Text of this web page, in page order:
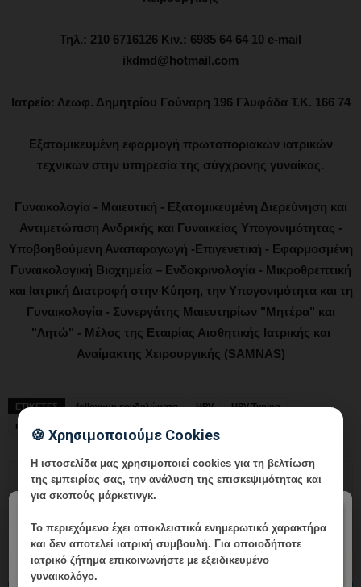
Τηλ.: 210 6716126 Κιν.: 6985 64 64 10 e-mail
ikdmd@hotmail.com
Ιατρείο: Λεωφ. Δημητρίου Γούναρη 196 Γλυφάδα Τ.Κ. 166 74
Εξατομικευμένη εφαρμογή πρωτοποριακών ιατρικών
τεχνικών στην υπηρεσία της σύγχρονης γυναίκας.
Γυναικολογία - Μαιευτική - Εξατομικευμένη Διερεύνηση και
Αντιμετώπιση Ανδρικής και Γυναικείας Υπογονιμότητας -
Υποβοηθούμενη Αναπαραγωγή -Επιγενετική - Εφαρμοσμένη
Γυναικολογική Βιοχημεία – Ενδοκρινολογία - Μικροθρεπτική
και Ιατρική Διατροφή στην Κύηση, την Υπογονιμότητα και τη
Γυναικολογία - Συνεργάτης Μαιευτηρίων "Μητέρα" και
"Λητώ" - Μέλος της Εταιρίας Αισθητικής Ιατρικής και
Αναίμακτης Χειρουργικής (SAMNAS)
ΕΤΙΚΕΤΕΣ follow-up κονδυλώματα HPV
HPV Typing
mRNA HPV test
🍪 Χρησιμοποιούμε Cookies
Η ιστοσελίδα μας χρησιμοποιεί cookies για τη βελτίωση
της εμπειρίας σας, την ανάλυση της επισκεψιμότητας και
για σκοπούς μάρκετινγκ.
Το περιεχόμενο έχειαποκλειστικά ενημερωτικό χαρακτήρα
και δεν αποτελεί ιατρική συμβουλή. Για οποιοδήποτε
ιατρικό ζήτημα επικοινωνήστε με εξειδικευμένο
γυναικολόγο.